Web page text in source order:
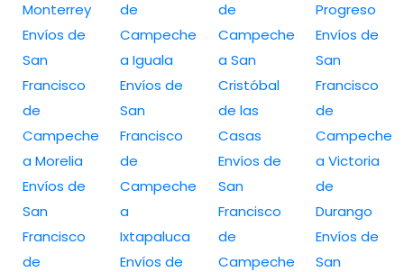
Monterrey
Envíos de
San
Francisco
de
Campeche
a Morelia
Envíos de
San
Francisco
de
de
Campeche
a Iguala
Envíos de
San
Francisco
de
Campeche
a
Ixtapaluca
Envíos de
de
Campeche
a San
Cristóbal
de las
Casas
Envíos de
San
Francisco
de
Campeche
Progreso
Envíos de
San
Francisco
de
Campeche
a Victoria
de
Durango
Envíos de
San